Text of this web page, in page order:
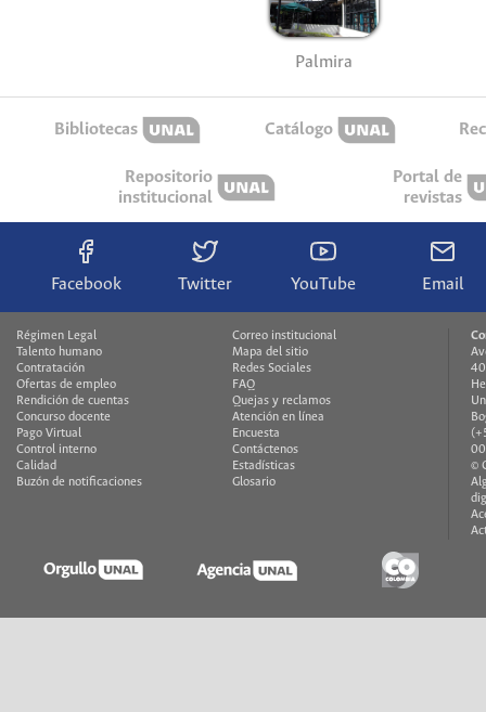
Palmira
Bibliotecas Catálogo
Repositorio
institucional
Portal de
revistas
Facebook Twitter YouTube Email
Régimen Legal
Talento humano
Contratación
Ofertas de empleo
Rendición de cuentas
Concurso docente
Pago Virtual
Control interno
Calidad
Buzón de notificaciones
Correo institucional
Mapa del sitio
Redes Sociales
FAQ
Quejas y reclamos
Atención en línea
Encuesta
Contáctenos
Estadísticas
Glosario
©